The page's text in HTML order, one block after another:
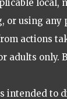
local,
or using
actions
adults only.
intended to